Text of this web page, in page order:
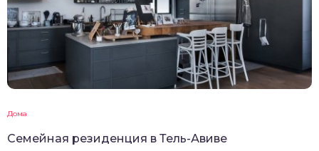
Дома
Семейная резиденция в Тель-Авиве